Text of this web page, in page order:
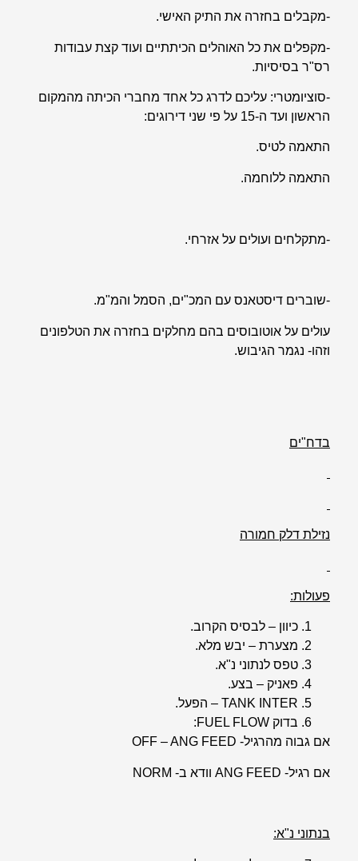
-מקבלים בחזרה את התיק האישי.
-מקפלים את כל האוהלים הכיתתיים ועוד קצת עבודות
רס"ר בסיסיות.
-סוציומטרי: עליכם לדרג כל אחד מחברי הכיתה מהמקום
הראשון ועד ה-15 על פי שני דירוגים:
התאמה לטיס.
התאמה ללוחמה.
-מתקלחים ועולים על אזרחי.
-שוברים דיסטאנס עם המכ"ים, הסמל והמ"מ.
עולים על אוטובוסים בהם מחלקים בחזרה את הטלפונים
וזהו- נגמר הגיבוש.
בדח"ים
נזילת דלק חמורה
פעולות:
כיוון – לבסיס הקרוב.
מצערת – יבש מלא.
טפס לנתוני נ"א.
פאניק – בצע.
TANK INTER – הפעל.
בדוק FUEL FLOW:
אם גבוה מהרגיל- OFF – ANG FEED
אם רגיל- ANG FEED וודא ב- NORM
בנתוני נ"א: